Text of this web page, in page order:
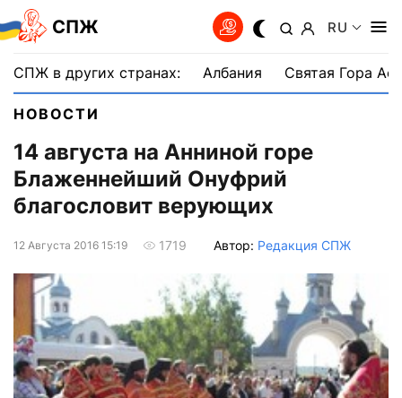
СПЖ RU
СПЖ в других странах: Албания Святая Гора
НОВОСТИ
14 августа на Анниной горе
Блаженнейший Онуфрий
благословит верующих
12 Августа 2016 15:19 1719 Автор: Редакция СПЖ